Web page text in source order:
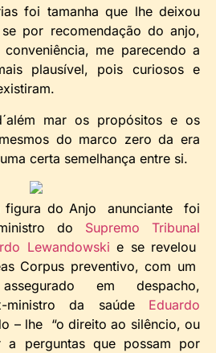
foi tamanha que lhe deixou
por recomendação do anjo,
me parecendo a
plausível, pois curiosos e
mar os propósitos e os
do marco zero da era
certa semelhança entre si.
figura do Anjo anunciante foi
do Supremo Tribunal
Lewandowski e se revelou
Corpus preventivo, com um
em despacho,
ministro da saúde Eduardo
– lhe “o direito ao silêncio, ou
a perguntas que possam por